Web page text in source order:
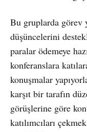
Bu gruplarda görev
düşüncelerini
paralar ödemeye
konferanslara
konuşmalar
karşıt bir tarafın
görüşlerine göre
katılımcıları